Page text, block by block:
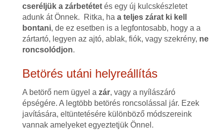
cseréljük a zárbetétetés egy új kulcskészletet
adunk át Önnek. Ritka, ha a teljes zárat ki kell
bontani, de ez esetben is a legfontosabb, hogy a a
zártartó, legyen az ajtó, ablak, fiók, vagy szekrény, ne
roncsolódjon.
Betörés utáni helyreállítás
A betörő nem ügyel a zár, vagy a nyílászáró
épségére. A legtöbb betörés roncsolással jár. Ezek
javítására, eltüntetésére különböző módszereink
vannak amelyeket egyeztetjük Önnel.